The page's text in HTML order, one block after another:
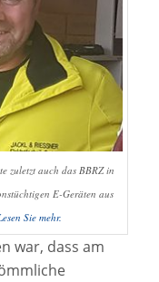
zuletzt auch das BBRZ in
E-Geräten aus
Sie mehr.
war, dass am